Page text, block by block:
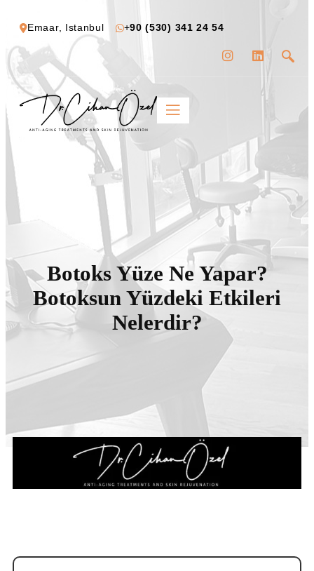
Emaar, Istanbul +90 (530) 341 24 54
Botoks Yüze Ne Yapar?
Botoksun Yüzdeki Etkileri
Nelerdir?